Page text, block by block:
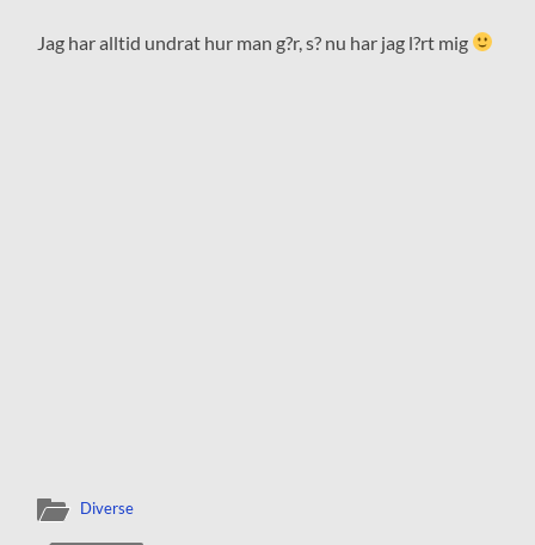
Jag har alltid undrat hur man g?r, s? nu har jag l?rt mig
Diverse